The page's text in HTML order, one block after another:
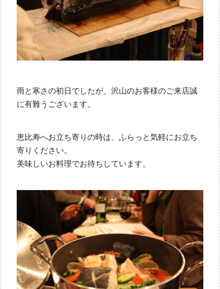
雨と寒さの初日でしたが、沢山のお客様のご来店誠
に有難うございます。
恵比寿へお立ち寄りの時は、ふらっと気軽にお立ち
寄りください。
美味しいお料理でお待ちしています。